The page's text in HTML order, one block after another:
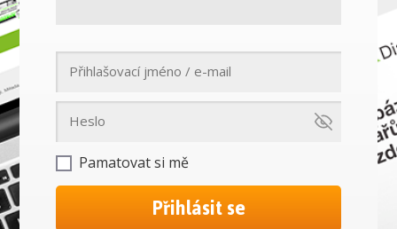
Pamatovat si mě
Přihlásit se